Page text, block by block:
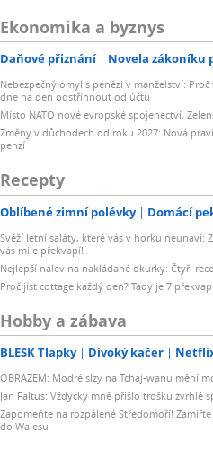
Ekonomika a byznys
Daňové přiznání Novela zákoníku
Nebezpečný omyl s penězi v manželství:
dne na den odstřihnout od účtu
Místo NATO nové evropské spojenectví.
Změny v důchodech od roku 2027: Nová
penzí
Recepty
Oblíbené zimní polévky Domácí
Svěží letní saláty, které vás v horku neunaví:
vás mile překvapí!
Nejlepší nálev na nakládané okurky: Čtyři
Proč jíst cottage každý den? Tady je 7
Hobby a zábava
BLESK Tlapky Divoký kačer
OBRAZEM: Modré slzy na Tchaj-wanu mění
Jan Faltus: Vždycky mně přišlo trošku zvrhlé
Zapomeňte na rozpálené Středomoří!
do Walesu